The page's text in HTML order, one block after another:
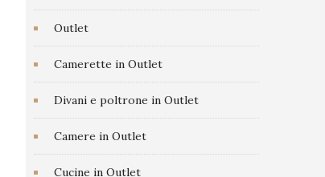
Outlet
Camerette in Outlet
Divani e poltrone in Outlet
Camere in Outlet
Cucine in Outlet